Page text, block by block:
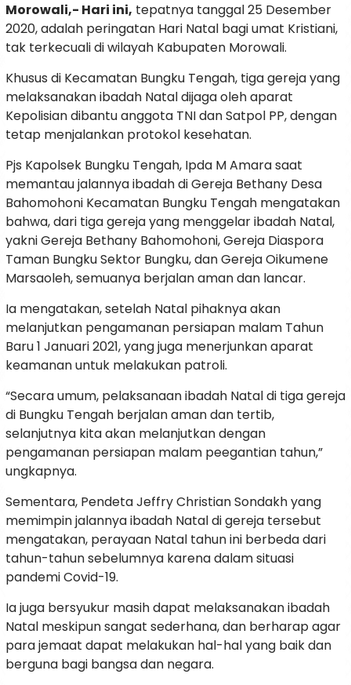
Morowali,- Hari ini, tepatnya tanggal 25 Desember
2020, adalah peringatan Hari Natal bagi umat Kristiani,
tak terkecuali di wilayah Kabupaten Morowali.
Khusus di Kecamatan Bungku Tengah, tiga gereja yang
melaksanakan ibadah Natal dijaga oleh aparat
Kepolisian dibantu anggota TNI dan Satpol PP, dengan
tetap menjalankan protokol kesehatan.
Pjs Kapolsek Bungku Tengah, Ipda M Amara saat
memantau jalannya ibadah di Gereja Bethany Desa
Bahomohoni Kecamatan Bungku Tengah mengatakan
bahwa, dari tiga gereja yang menggelar ibadah Natal,
yakni Gereja Bethany Bahomohoni, Gereja Diaspora
Taman Bungku Sektor Bungku, dan Gereja Oikumene
Marsaoleh, semuanya berjalan aman dan lancar.
Ia mengatakan, setelah Natal pihaknya akan
melanjutkan pengamanan persiapan malam Tahun
Baru 1 Januari 2021, yang juga menerjunkan aparat
keamanan untuk melakukan patroli.
“Secara umum, pelaksanaan ibadah Natal di tiga gereja
di Bungku Tengah berjalan aman dan tertib,
selanjutnya kita akan melanjutkan dengan
pengamanan persiapan malam peegantian tahun,”
ungkapnya.
Sementara, Pendeta Jeffry Christian Sondakh yang
memimpin jalannya ibadah Natal di gereja tersebut
mengatakan, perayaan Natal tahun ini berbeda dari
tahun-tahun sebelumnya karena dalam situasi
pandemi Covid-19.
Ia juga bersyukur masih dapat melaksanakan ibadah
Natal meskipun sangat sederhana, dan berharap agar
para jemaat dapat melakukan hal-hal yang baik dan
berguna bagi bangsa dan negara.